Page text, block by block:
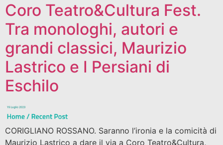
Coro Teatro&Cultura Fest.
Tra monologhi, autori e
grandi classici, Maurizio
Lastrico e I Persiani di
Eschilo
CORIGLIANO ROSSANO. Saranno l’ironia e la comicità di
Maurizio Lastrico a dare il via a Coro Teatro&Cultura,